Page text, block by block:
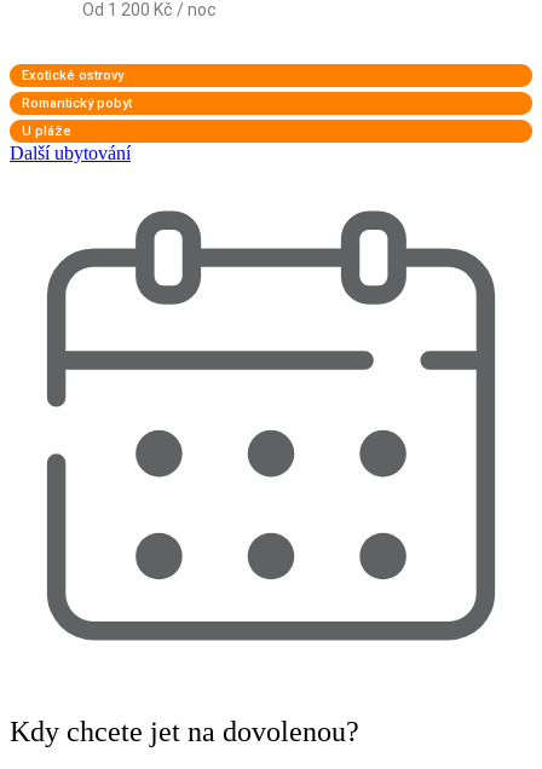
Od 1 200 Kč / noc
Exotické ostrovy
Romantický pobyt
U pláže
Další ubytování
Kdy chcete jet na dovolenou?